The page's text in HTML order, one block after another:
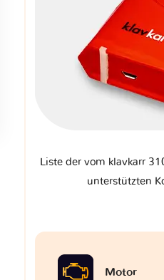
Liste der vom klavkarr
unterstützten
Motor